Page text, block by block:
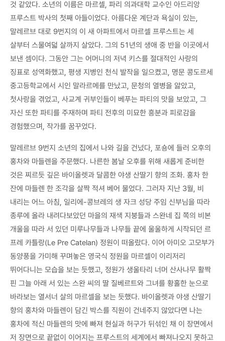
것 같았다. 소년의 이름은 마르셀, 파리 의과대학 교수인 아드리앙
프루스트 박사의 첫째 아들이었다. 아름다운 계단과 욕실이 있는,
말레르브 대로 9번지의 이 새 아파트에서 마르셀 프루스트는 세
살부터 스물여덟 살까지 살았다. 그의 51년의 생애 중 반을 이곳에서
보낸 셈이다. 그동안 그는 어머니의 저녁 키스를 절대적인 사랑의
징표로 성역화했고, 평생 지병인 천식 발작을 일으켰고, 명문 콩도르세
중고등학교에서 시인 말라르메를 만났고, 문청의 열병을 앓았고,
첫사랑을 겪었고, 사교계 귀부인들이 베푸는 파티의 맛을 보았고, 그
자신 또한 파티를 주재하며 파티 전후의 미묘한 흥분과 피로감을
경험했으며, 작가를 꿈꾸었다.
말레르브 9번지 소년의 집에서 나와 길을 건넜다, 포숑에 들러 오후의
홍차와 마들렌을 주문했다. 나른한 봄날 오후를 위해 새롭게 준비한
것은 찌르듯 깊은 바이올렛과 달콤한 야생 산딸기 향의 조화. 홍차 한
잔에 마들렌 한 조각을 살짝 적셔 베어 물었다. 그러자 지난 3월, 비
내리는 어느 아침, 일리에-콩브레의 생 자크 성당 주임 신부님을 따라
종루에 올라 내려다보았던 마을의 재색 지붕들과 스완네 집 쪽의 비본
개울을 따라 서 있던 미루나무들과 나무들 끝에 울울하게 시작되던 르
프레 카틀랑(Le Pre Catelan) 정원이 떠올랐다. 이어 아미오 고모부가
동양풍을 가미해 꾸며놓은 영국식 정원을 마르셀이 이리저리
뛰어다니는 모습을 보는 듯했고, 정원가 생울타리 너머 산사나무 활짝
핀 그늘 아래 서 있는 스완 씨의 딸 질베르트와 그녀를 황홀한 눈으로
바라보는 열서너 살의 마르셀을 보는 듯했다. 바이올렛과 야생 산딸기
향의 홍차와 마들렌이 담긴 박스를 직원이 건네주지 않았다면 나는
홍차에 적신 마들렌의 맛에 빠져 현실과 허구가 뒤섞인 채 이 장면에서
저 장면으로 끝없이 이어지는 프루스트의 세계에서 빠져나오지 못하고